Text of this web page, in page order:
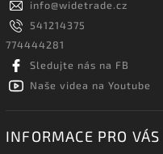
info@widetrade.cz
541214375
774444281
Sledujte nás na FB
Naše videa na Youtube
INFORMACE PRO VÁS